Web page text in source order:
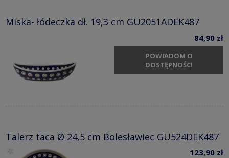
Miska- łódeczka dł. 19,3 cm GU2051ADEK487
84,90 zł
POWIADOM O
DOSTĘPNOŚCI
Talerz taca Ø 24,5 cm Bolesławiec GU524DEK487
123,90 zł